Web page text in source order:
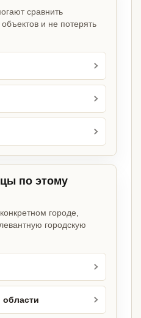
сравнить
и не потерять
по этому
городе,
городскую